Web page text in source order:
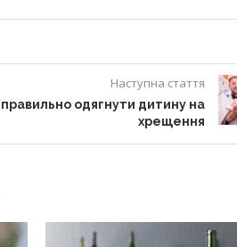
Наступна стаття
одягнути дитину на
хрещення